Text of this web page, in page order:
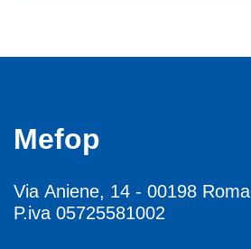
Mefop
Via Aniene, 14 - 00198 Roma
P.iva 05725581002